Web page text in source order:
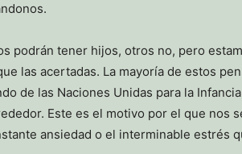
podrán tener hijos, otros no, pero
las acertadas. La mayoría de estos
de las Naciones Unidas para la
Este es el motivo por el que nos
ansiedad o el interminable estrés